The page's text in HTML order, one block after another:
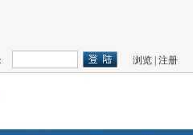
浏览 |注册